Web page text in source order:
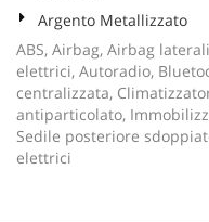
Argento Metallizzato
ABS, Airbag, Airbag
elettrici, Autoradio,
centralizzata,
antiparticolato,
Sedile posteriore
elettrici